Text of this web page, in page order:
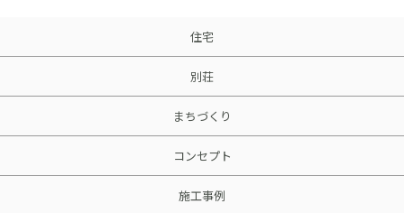
住宅
別荘
まちづくり
コンセプト
施工事例